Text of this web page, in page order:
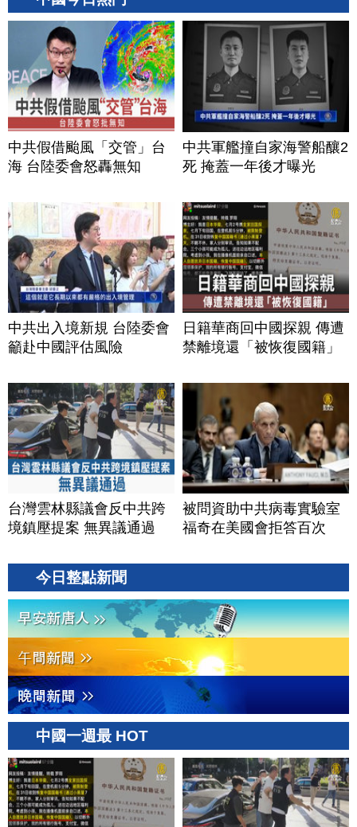
中共假借颱風「交管」台
海 台陸委會怒轟無知
中共軍艦撞自家海警船釀2
死 掩蓋一年後才曝光
中共出入境新規 台陸委會
籲赴中國評估風險
日籍華商回中國探親 傳遭
禁離境還「被恢復國籍」
台灣雲林縣議會反中共跨
境鎮壓提案 無異議通過
被問資助中共病毒實驗室
福奇在美國會拒答百次
今日整點新聞
中國一週最 HOT